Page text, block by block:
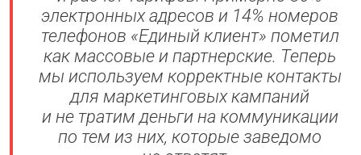
электронных адресов и 14% номеров
телефонов «Единый клиент» пометил
как массовые и партнерские. Теперь
мы используем корректные контакты
для маркетинговых кампаний
и не тратим деньги на коммуникации
по тем из них, которые заведомо